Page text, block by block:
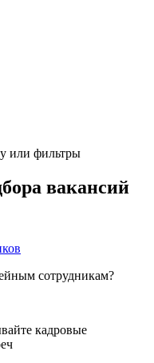
или фильтры
вакансий
сотрудникам?
кадровые